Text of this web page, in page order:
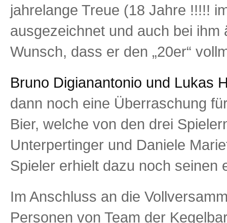
jahrelange Treue (18 Jahre !!!!!
ausgezeichnet und auch bei
Wunsch, dass er den „20er“
Bruno Digianantonio und Lukas
dann noch eine Überraschung
Bier, welche von den drei
Unterpertinger und Daniele
Spieler erhielt dazu noch seinen
Im Anschluss an die
Personen von Team der